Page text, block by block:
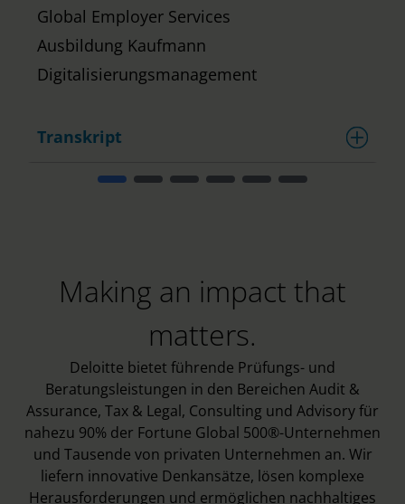
Global Employer Services
Ausbildung Kaufmann
Digitalisierungsmanagement
Transkript
Making an impact that
matters.
Deloitte bietet führende Prüfungs- und
Beratungsleistungen in den Bereichen Audit &
Assurance, Tax & Legal, Consulting und Advisory für
nahezu 90% der Fortune Global 500®-Unternehmen
und Tausende von privaten Unternehmen an. Wir
liefern innovative Denkansätze, lösen komplexe
Herausforderungen und ermöglichen nachhaltiges